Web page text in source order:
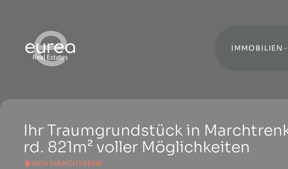
IMMOBILIEN
Ihr Traumgrundstück in
rd. 821m² voller Möglichkeiten
4614 MARCHTRENK